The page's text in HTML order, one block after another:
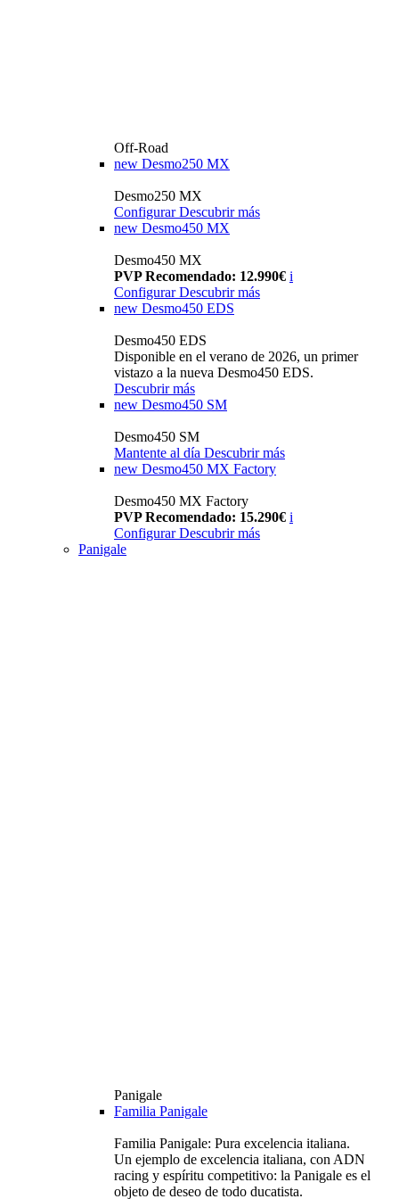
Off-Road
new Desmo250 MX
Desmo250 MX
Configurar Descubrir más
new Desmo450 MX
Desmo450 MX
PVP Recomendado: 12.990€ i
Configurar Descubrir más
new Desmo450 EDS
Desmo450 EDS
Disponible en el verano de 2026, un primer
vistazo a la nueva Desmo450 EDS.
Descubrir más
new Desmo450 SM
Desmo450 SM
Mantente al día Descubrir más
new Desmo450 MX Factory
Desmo450 MX Factory
PVP Recomendado: 15.290€ i
Configurar Descubrir más
Panigale
Panigale
Familia Panigale
Familia Panigale: Pura excelencia italiana.
Un ejemplo de excelencia italiana, con ADN
racing y espíritu competitivo: la Panigale es el
objeto de deseo de todo ducatista.